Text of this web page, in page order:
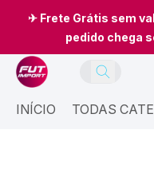
✈ Frete Grátis sem
pedido chega
INÍCIO TODAS